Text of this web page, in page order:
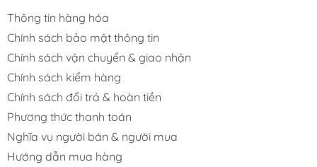
Thông tin hàng hóa
Chính sách bảo mật thông tin
Chính sách vận chuyển & giao nhận
Chính sách kiểm hàng
Chính sách đổi trả & hoàn tiền
Phương thức thanh toán
Nghĩa vụ người bán & người mua
Hướng dẫn mua hàng